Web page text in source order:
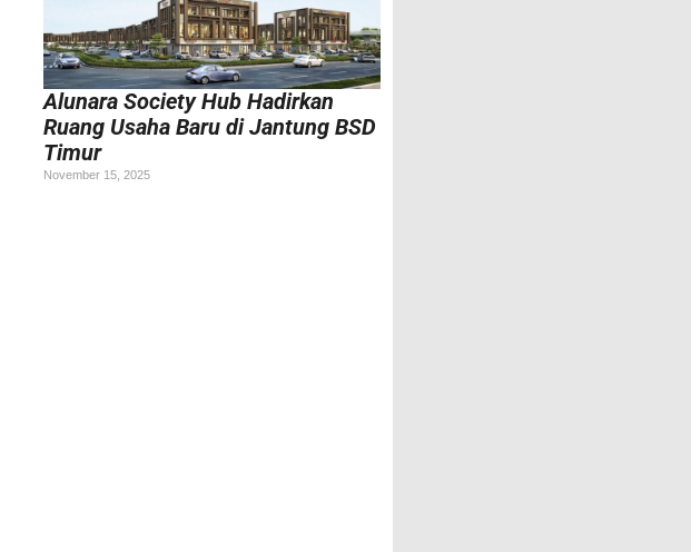
Alunara Society Hub Hadirkan
Ruang Usaha Baru di Jantung BSD
Timur
November 15, 2025